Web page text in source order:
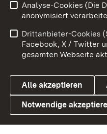
Link zum Landesportal
Benutzungshinweise
Datenschutz
Analyse-Cookies (Die
anonymisiert
Drittanbieter-Cookies
Facebook, X / Twitter
gesamten Webseite
Alle akzeptieren
Notwendige